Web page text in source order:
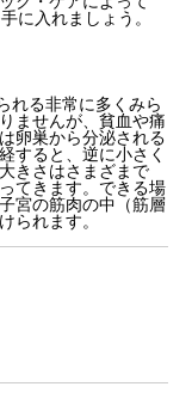
に入れましょう。
れる非常に多くみら
ませんが、貧血や痛
卵巣から分泌される
すると、逆に小さく
きさはさまざまで
てきます。できる場
宮の筋肉の中（筋層
られます。